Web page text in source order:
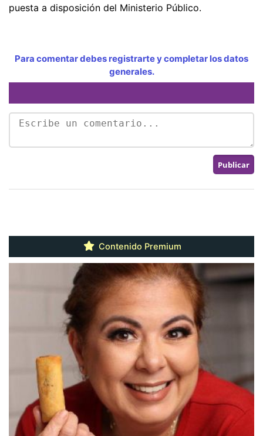
puesta a disposición del Ministerio Público.
Para comentar debes registrarte y completar los datos
generales.
Contenido Premium